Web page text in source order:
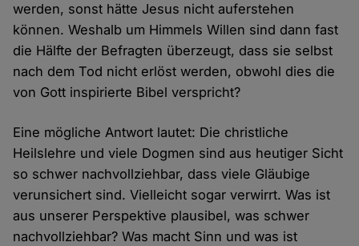
werden, sonst hätte Jesus nicht auferstehen
können. Weshalb um Himmels Willen sind dann fast
die Hälfte der Befragten überzeugt, dass sie selbst
nach dem Tod nicht erlöst werden, obwohl dies die
von Gott inspirierte Bibel verspricht?
Eine mögliche Antwort lautet: Die christliche
Heilslehre und viele Dogmen sind aus heutiger Sicht
so schwer nachvollziehbar, dass viele Gläubige
verunsichert sind. Vielleicht sogar verwirrt. Was ist
aus unserer Perspektive plausibel, was schwer
nachvollziehbar? Was macht Sinn und was ist